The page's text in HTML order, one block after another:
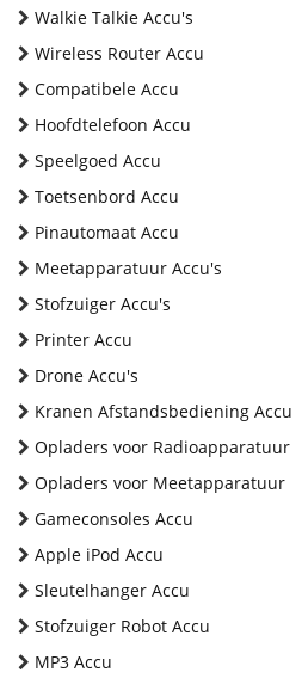
Walkie Talkie Accu's
Wireless Router Accu
Compatibele Accu
Hoofdtelefoon Accu
Speelgoed Accu
Toetsenbord Accu
Pinautomaat Accu
Meetapparatuur Accu's
Stofzuiger Accu's
Printer Accu
Drone Accu's
Kranen Afstandsbediening Accu
Opladers voor Radioapparatuur
Opladers voor Meetapparatuur
Gameconsoles Accu
Apple iPod Accu
Sleutelhanger Accu
Stofzuiger Robot Accu
MP3 Accu